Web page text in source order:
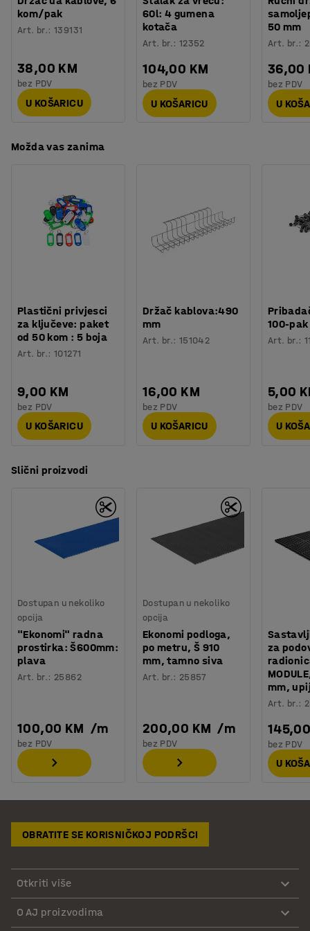
kom/pak
Art. br.:139131
38,00 KM
bez PDV
U KOŠARICU
60l: 4 gumena
kotača
Art. br.: 12352
104,00 KM
bez PDV
U KOŠARICU
50 mm
Art. br.:
36,00
bez PDV
U
Možda vas zanima
Plastični privjesci
za ključeve: paket
od 50 kom : 5 boja
Art. br.:101271
9,00 KM
bez PDV
U KOŠARICU
Držač kablova:490
mm
Art. br.: 151042
16,00 KM
bez PDV
U KOŠARICU
100-pak
Art. br.:
5,00
bez PDV
U
Slični proizvodi
Dostupan u nekoliko
opcija
"Ekonomi" radna
prostirka: Š600mm:
plava
Art. br.: 25862
100,00 KM /m
bez PDV
Dostupan u nekoliko
opcija
Ekonomi podloga,
po metru, Š 910
mm, tamno siva
Art. br.: 25857
200,00 KM /m
bez PDV
za
mm,
Art. br.:
bez PDV
U
OBRATITE SE KORISNIČKOJ PODRŠCI
Otkriti više
O AJ proizvodima